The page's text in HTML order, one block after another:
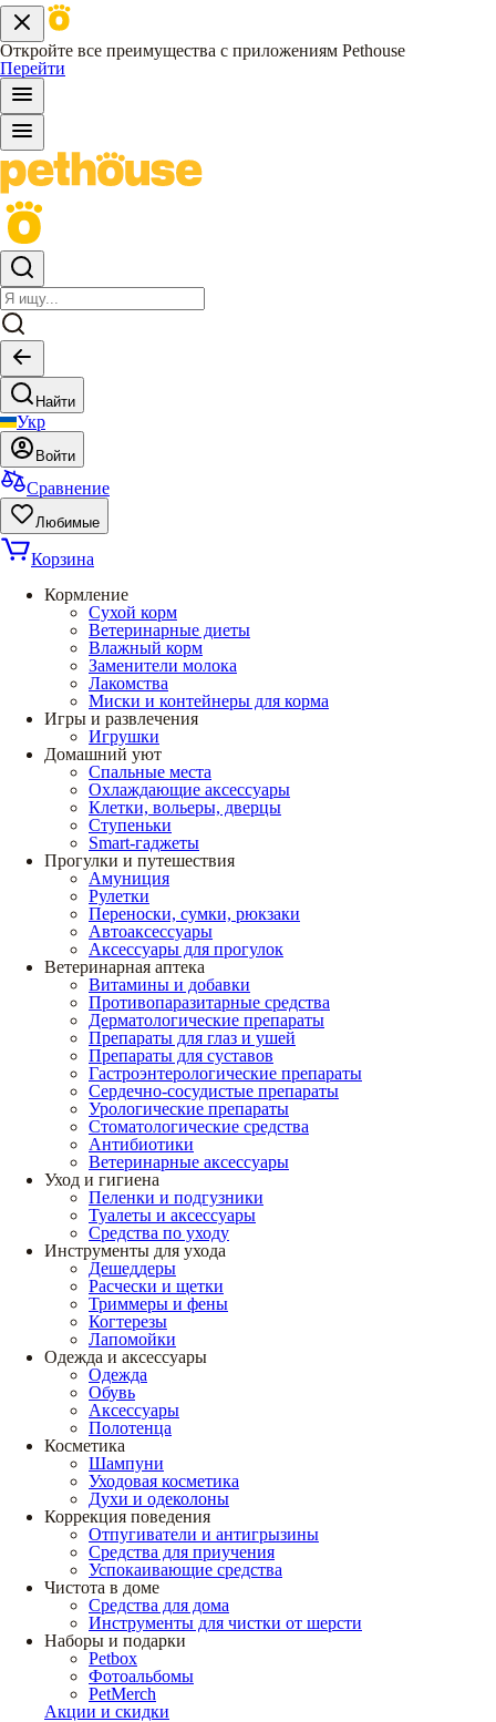
Откройте все преимущества с приложениям Pethouse
Перейти
Найти
Укр
Войти
Сравнение
Любимые
Корзина
Кормление
Сухой корм
Ветеринарные диеты
Влажный корм
Заменители молока
Лакомства
Миски и контейнеры для корма
Игры и развлечения
Игрушки
Домашний уют
Спальные места
Охлаждающие аксессуары
Клетки, вольеры, дверцы
Ступеньки
Smart-гаджеты
Прогулки и путешествия
Амуниция
Рулетки
Переноски, сумки, рюкзаки
Автоаксессуары
Аксессуары для прогулок
Ветеринарная аптека
Витамины и добавки
Противопаразитарные средства
Дерматологические препараты
Препараты для глаз и ушей
Препараты для суставов
Гастроэнтерологические препараты
Сердечно-сосудистые препараты
Урологические препараты
Стоматологические средства
Антибиотики
Ветеринарные аксессуары
Уход и гигиена
Пеленки и подгузники
Туалеты и аксессуары
Средства по уходу
Инструменты для ухода
Дешеддеры
Расчески и щетки
Триммеры и фены
Когтерезы
Лапомойки
Одежда и аксессуары
Одежда
Обувь
Аксессуары
Полотенца
Косметика
Шампуни
Уходовая косметика
Духи и одеколоны
Коррекция поведения
Отпугиватели и антигрызины
Средства для приучения
Успокаивающие средства
Чистота в доме
Средства для дома
Инструменты для чистки от шерсти
Наборы и подарки
Petbox
Фотоальбомы
PetMerch
Акции и скидки